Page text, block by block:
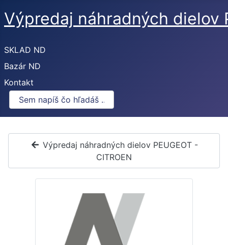
Výpredaj náhradných dielov
SKLAD ND
Bazár ND
Kontakt
Výpredaj náhradných dielov PEUGEOT -
CITROEN